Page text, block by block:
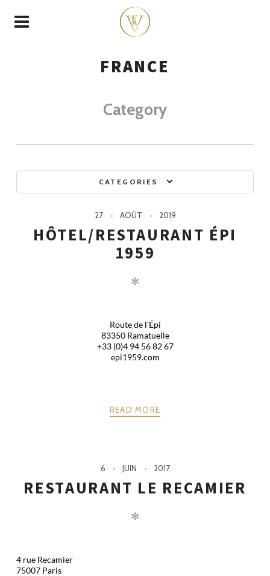
FRANCE
Category
CATEGORIES
27 AOÛT 2019
HÔTEL/RESTAURANT ÉPI
1959
✻
Route de l’Épi
83350 Ramatuelle
+33 (0)4 94 56 82 67
epi1959.com
READ MORE
6 JUIN 2017
RESTAURANT LE RECAMIER
✻
4 rue Recamier
75007 Paris